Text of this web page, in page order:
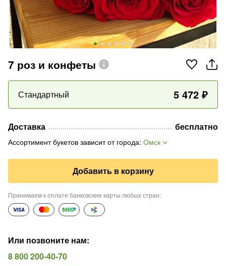
7 роз и конфеты
Стандартный 5 472 ₽
Доставка бесплатно
Ассортимент букетов зависит от города: Омск
Добавить в корзину
Принимаем к оплате банковские карты любых стран:
Или позвоните нам:
8 800 200-40-70